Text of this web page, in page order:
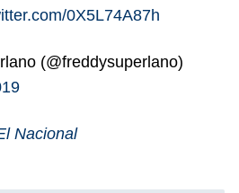
0X5L74A87h
(@freddysuperlano)
Nacional